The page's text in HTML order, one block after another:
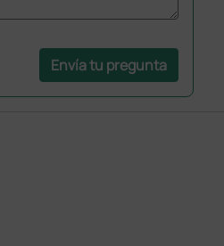
Envía tu pregunta